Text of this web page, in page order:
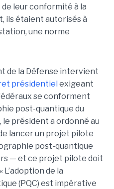
leur conformité à la
ils étaient autorisés à
une norme
de la Défense intervient
présidentiel exigeant
se conforment
post-quantique du
le président a ordonné au
lancer un projet pilote
post-quantique
— et ce projet pilote doit
« L’adoption de la
(PQC) est impérative